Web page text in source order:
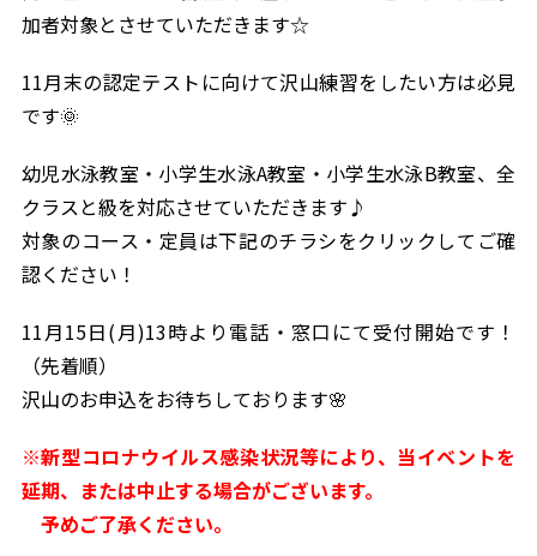
加者対象とさせていただきます☆
11月末の認定テストに向けて沢山練習をしたい方は必見
です🌞
幼児水泳教室・小学生水泳A教室・小学生水泳B教室、全
クラスと級を対応させていただきます♪
対象のコース・定員は下記のチラシをクリックしてご確
認ください！
11月15日(月)13時より電話・窓口にて受付開始です！
（先着順）
沢山のお申込をお待ちしております🌸
※新型コロナウイルス感染状況等により、当イベントを
延期、または中止する場合がございます。
予めご了承ください。